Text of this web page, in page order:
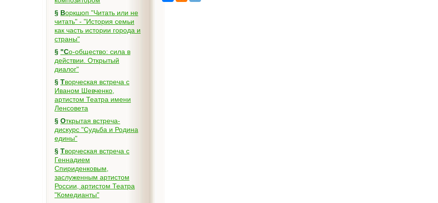
§ Воркшоп "Читать или не
читать" - "История семьи
как часть истории города и
страны"
§ "Со-общество: сила в
действии. Открытый
диалог"
§ Творческая встреча с
Иваном Шевченко,
артистом Театра имени
Ленсовета
§ Открытая встреча-
дискурс "Судьба и Родина
едины"
§ Творческая встреча с
Геннадием
Спириденковым,
заслуженным артистом
России, артистом Театра
"Комедианты"